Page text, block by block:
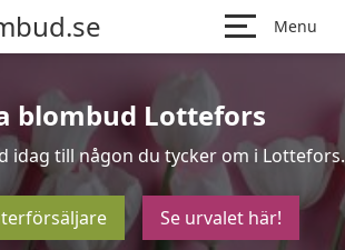
Menu
blombud Lottefors
idag till någon du tycker om i Lottefors.
Se urvalet här!